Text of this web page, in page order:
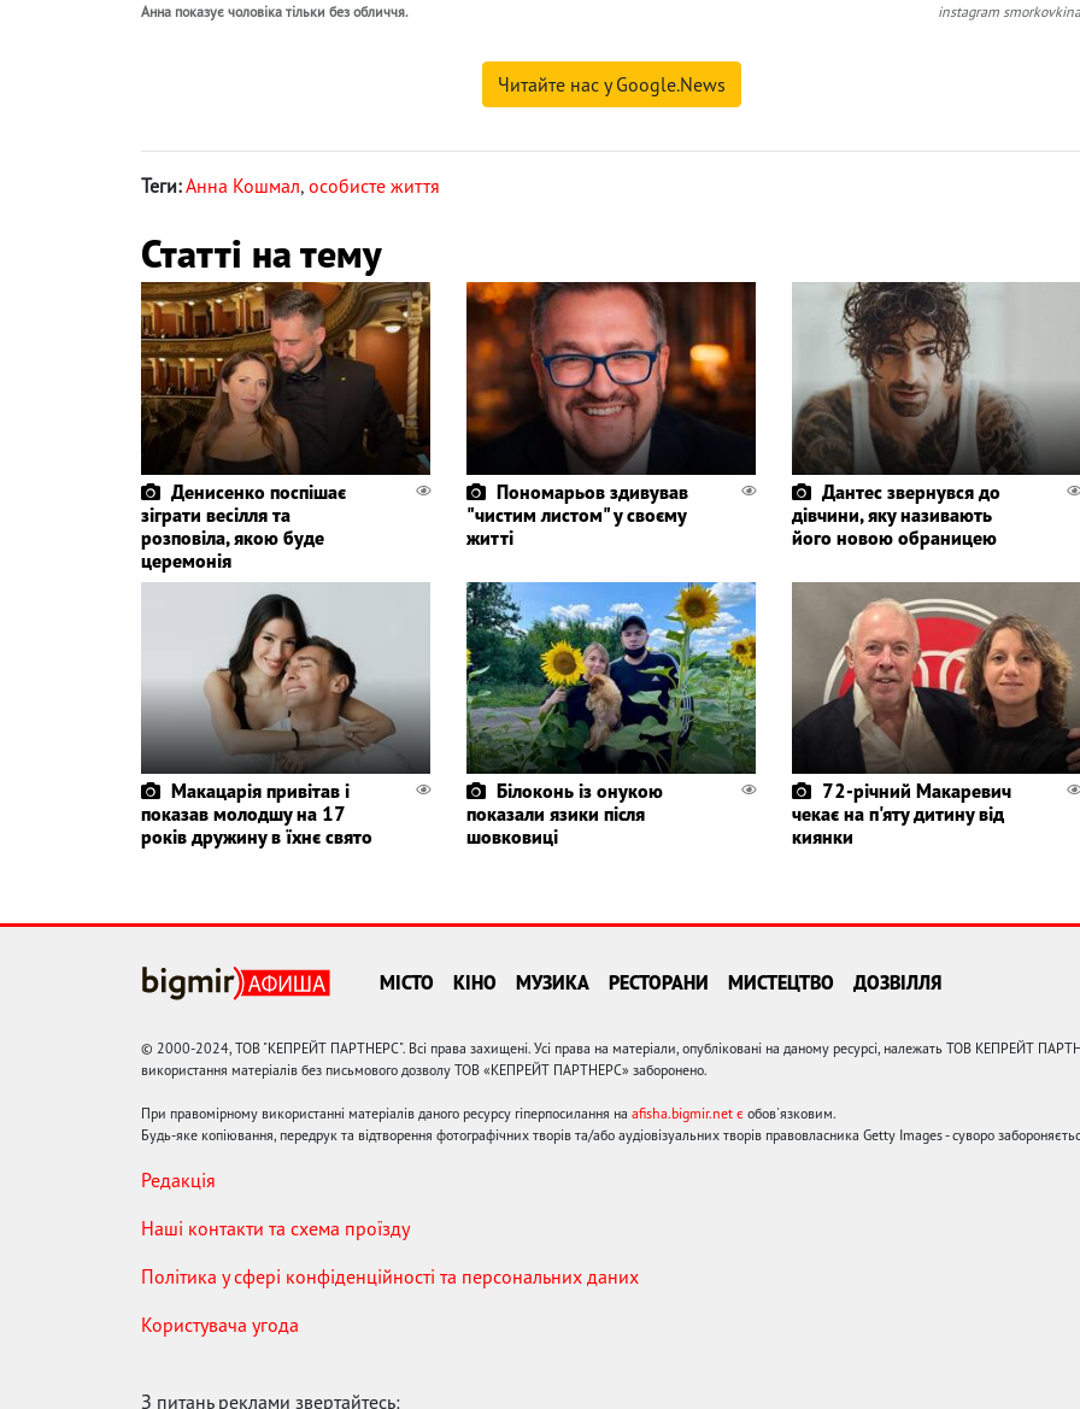
Анна показує чоловіка тільки без обличчя. instagram smorkovkina
Читайте нас у Google.News
Теги:Анна Кошмал, особисте життя
Статті на тему
Денисенко поспішає
зіграти весілля та
розповіла, якою буде
церемонія
Пономарьов здивував
"чистим листом" у своєму
житті
Дантес звернувся до
дівчини, яку називають
його новою обраницею
Макацарія привітав і
показав молодшу на 17
років дружину в їхнє свято
Білоконь із онукою
показали язики після
шовковиці
72-річний Макаревич
чекає на п'яту дитину від
киянки
МІСТО КІНО МУЗИКА РЕСТОРАНИ МИСТЕЦТВО ДОЗВІЛЛЯ
© 2000-2024, ТОВ "КЕПРЕЙТ ПАРТНЕРС". Всі права захищені. Усі права на матеріали, опубліковані на даному ресурсі, належать ТОВ КЕПРЕЙТ
використання матеріалів без письмового дозволу ТОВ «КЕПРЕЙТ ПАРТНЕРС» заборонено.
При правомірному використанні матеріалів даного ресурсу гіперпосилання на afisha.bigmir.net є обов'язковим.
Будь-яке копіювання, передрук та відтворення фотографічних творів та/або аудіовізуальних творів правовласника Getty Images - суворо
Редакція
Наші контакти та схема проїзду
Політика у сфері конфіденційності та персональних даних
Користувача угода
З питань реклами звертайтесь: